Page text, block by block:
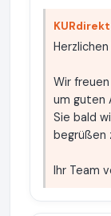
KURdirekt
Wir
um guten
Sie bald
begrüßen
Ihr Team